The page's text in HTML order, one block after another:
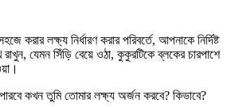
করার লক্ষ্য নির্ধারণ করার পরিবর্তে, আপনাকে নির্দিষ্ট
রাখুন, যেমন সিঁড়ি বেয়ে ওঠা, কুকুরটিকে ব্লকের চারপাশে
কখন তুমি তোমার লক্ষ্য অর্জন করবে? কিভাবে?